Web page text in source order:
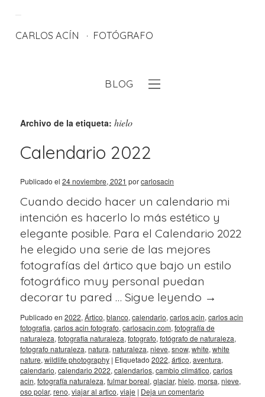
CARLOS ACÍN FOTÓGRAFO
BLOG
Archivo de la etiqueta: hielo
Calendario 2022
Publicado el 24 noviembre, 2021 porcarlosacin
Cuando decido hacer un calendario mi
intención es hacerlo lo más estético y
elegante posible. Para el Calendario 2022
he elegido una serie de las mejores
fotografías del ártico que bajo un estilo
fotográfico muy personal puedan
decorar tu pared … Sigue leyendo →
Publicado en 2022, Ártico, blanco, calendario, carlos acin, carlos acin
fotografia, carlos acin fotografo, carlosacin.com, fotografía de
naturaleza, fotografia naturaleza, fotografo, fotógrafo de naturaleza,
fotografo naturaleza, natura, naturaleza, nieve, snow, white, white
nature, wildlife photography | Etiquetado 2022, ártico, aventura,
calendario, calendario 2022, calendarios, cambio climático, carlos
acin, fotografía naturaleza, fulmar boreal, glaciar, hielo, morsa, nieve,
oso polar, reno, viajar al artico, viaje | Deja un comentario